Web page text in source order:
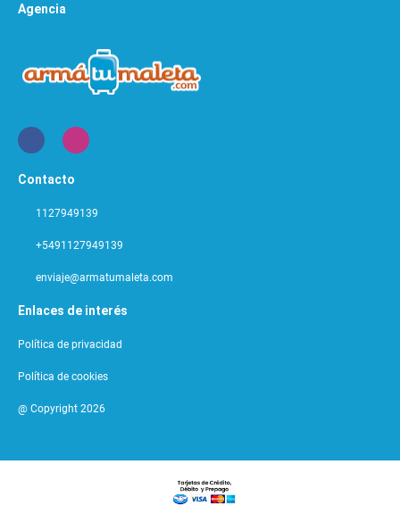
Agencia
Contacto
1127949139
+5491127949139
enviaje@armatumaleta.com
Enlaces de interés
Política de privacidad
Política de cookies
@ Copyright 2026